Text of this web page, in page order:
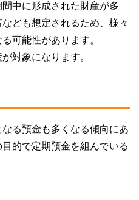
中に形成された財産が多
ども想定されるため、様々
可能性があります。
対象になります。
る預金も多くなる傾向にあ
的で定期預金を組んでいる